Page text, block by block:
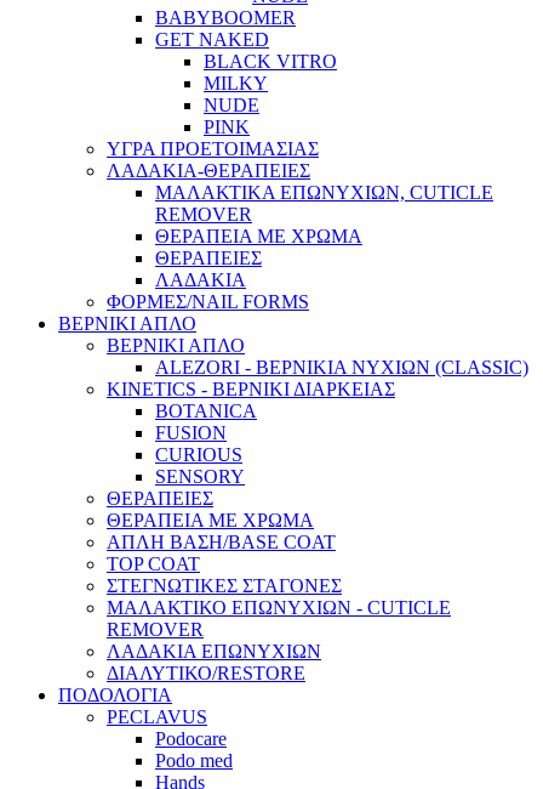
BABYBOOMER
GET NAKED
BLACK VITRO
MILKY
NUDE
PINK
ΥΓΡΑ ΠΡΟΕΤΟΙΜΑΣΙΑΣ
ΛΑΔΑΚΙΑ-ΘΕΡΑΠΕΙΕΣ
ΜΑΛΑΚΤΙΚΑ ΕΠΩΝΥΧΙΩΝ, CUTICLE
REMOVER
ΘΕΡΑΠΕΙΑ ΜΕ ΧΡΩΜΑ
ΘΕΡΑΠΕΙΕΣ
ΛΑΔΑΚΙΑ
ΦΟΡΜΕΣ/NAIL FORMS
ΒΕΡΝΙΚΙ ΑΠΛΟ
ΒΕΡΝΙΚΙ ΑΠΛΟ
ALEZORI - ΒΕΡΝΙΚΙΑ ΝΥΧΙΩΝ (CLASSIC)
KINETICS - ΒΕΡΝΙΚΙ ΔΙΑΡΚΕΙΑΣ
BOTANICA
FUSION
CURIOUS
SENSORY
ΘΕΡΑΠΕΙΕΣ
ΘΕΡΑΠΕΙΑ ΜΕ ΧΡΩΜΑ
ΑΠΛΗ ΒΑΣΗ/BASE COAT
TOP COAT
ΣΤΕΓΝΩΤΙΚΕΣ ΣΤΑΓΟΝΕΣ
ΜΑΛΑΚΤΙΚΟ ΕΠΩΝΥΧΙΩΝ - CUTICLE
REMOVER
ΛΑΔΑΚΙΑ ΕΠΩΝΥΧΙΩΝ
ΔΙΑΛΥΤΙΚΟ/RESTORE
ΠΟΔΟΛΟΓΙΑ
PECLAVUS
Podocare
Podo med
Hands